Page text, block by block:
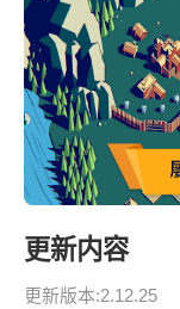
更新内容
更新版本:2.12.25